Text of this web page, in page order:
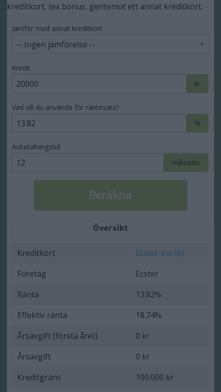
kreditkort, tex bonus, gentemot ett annat kreditkort.
Jämför med annat kreditkort
Kredit
kr
Vad vill du använda för räntesats?
%
Avbetalningstid
månader
Översikt
Kreditkort
Ecster-kortet
Företag
Ecster
Ränta
13.82%
Effektiv ränta
18.74%
Årsavgift (första året)
0 kr
Årsavgift
0 kr
Kreditgräns
100.000 kr